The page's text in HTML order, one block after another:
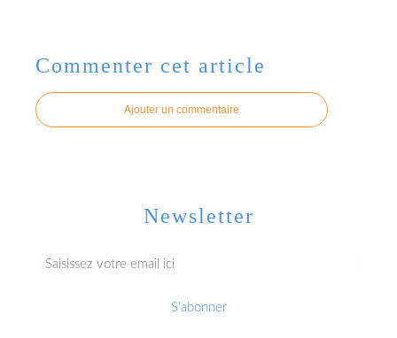
Commenter cet article
Ajouter un commentaire
Newsletter